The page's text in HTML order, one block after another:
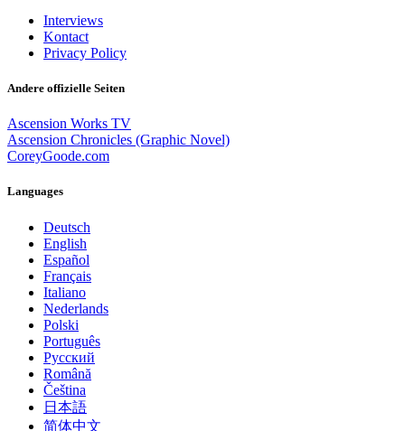
Interviews
Kontact
Privacy Policy
Andere offizielle Seiten
Ascension Works TV
Ascension Chronicles (Graphic Novel)
CoreyGoode.com
Languages
Deutsch
English
Español
Français
Italiano
Nederlands
Polski
Português
Pусский
Română
Čeština
日本語
简体中文